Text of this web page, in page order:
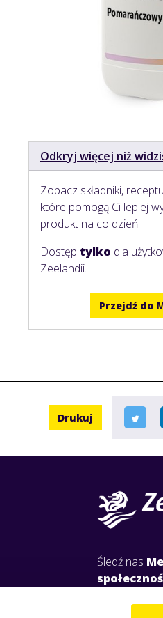
Odkryj więcej niż
Zobacz składniki,
które pomogą Ci lepiej
produkt na co dzień.
Dostęp tylko dla
Zeelandii.
Przejdź do
Drukuj
Śledź nas